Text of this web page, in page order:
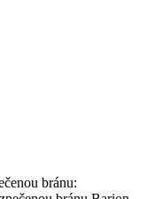
bránu: